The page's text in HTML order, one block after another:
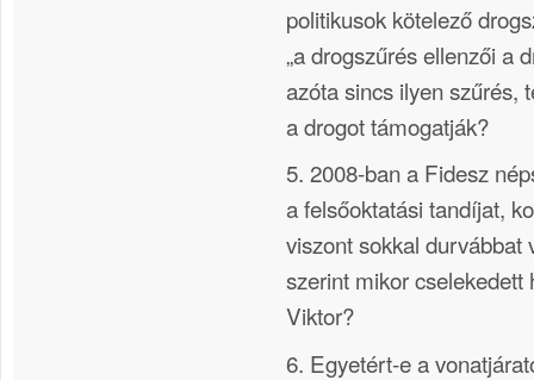
politikusok kötelező
„a drogszűrés ellenzői a
azóta sincs ilyen szűrés,
a drogot támogatják?
5. 2008-ban a Fidesz
a felsőoktatási tandíjat,
viszont sokkal durvábbat
szerint mikor cselekedett
Viktor?
6. Egyetért-e a